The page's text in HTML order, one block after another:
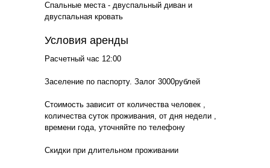
Спальные места - двуспальный диван и
двуспальная кровать
Условия аренды
Расчетный час 12:00
Заселение по паспорту. Залог 3000рублей
Стоимость зависит от количества человек ,
количества суток проживания, от дня недели ,
времени года, уточняйте по телефону
Скидки при длительном проживании